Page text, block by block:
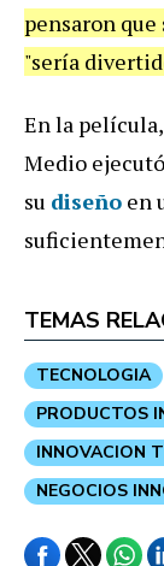
pensaron
"sería
En la
Medio
su diseño en
TEMAS
TECNOLOGIA
PRODUCTOS
INNOVACION
NEGOCIOS